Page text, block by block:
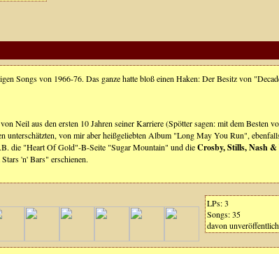
Songs von 1966-76. Das ganze hatte bloß einen Haken: Der Besitz von
Neil aus den ersten 10 Jahren seiner Karriere (Spötter sagen: mit dem Besten
unterschätzten, von mir aber heißgeliebten Album "Long May You Run",
die "Heart Of Gold"-B-Seite "Sugar Mountain" und dieCrosby, Stills, Nash
'n' Bars" erschienen.
LPs: 3
Songs: 35
davon